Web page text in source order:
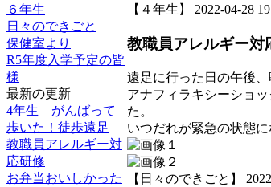
６年生
日々のできごと
保健室より
R5年度入学予定の皆
様
最新の更新
4年生 がんばって
歩いた！徒歩遠足
教職員アレルギー対
応研修
お弁当おいしかった
【４年生】 2022-04-28
教職員アレルギー対
遠足に行った日の午後
アナフィラキシーショ
た。
いつだれが緊急の状態
【日々のできごと】